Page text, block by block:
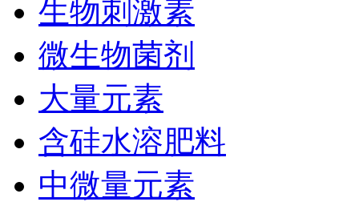
生物刺激素
微生物菌剂
大量元素
含硅水溶肥料
中微量元素